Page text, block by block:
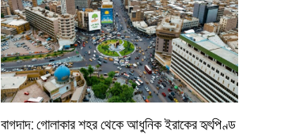
বাগদাদ: গোলাকার শহর থেকে আধুনিক ইরাকের হৃৎপিণ্ড